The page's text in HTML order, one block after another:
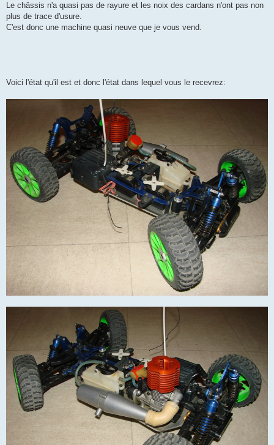
Le châssis n'a quasi pas de rayure et les noix des cardans n'ont pas non
plus de trace d'usure.
C'est donc une machine quasi neuve que je vous vend.
Voici l'état qu'il est et donc l'état dans lequel vous le recevrez: